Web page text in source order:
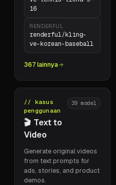
16
RENDERFUL
renderful/kling-
ve-korean-baseball
367 lainnya
// kasus
penggunaan
🎬 Text to
Video
39 model
Generate original videos
from text prompts for
ads, stories, and product
demos.